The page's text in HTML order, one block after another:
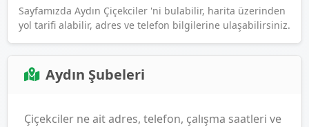
Sayfamızda Aydın Çiçekciler 'ni bulabilir, harita üzerinden
yol tarifi alabilir, adres ve telefon bilgilerine ulaşabilirsiniz.
Aydın Şubeleri
Çiçekciler ne ait adres, telefon, çalışma saatleri ve